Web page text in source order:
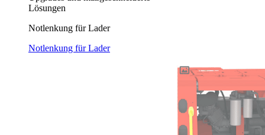
Lösungen
Notlenkung für Lader
Notlenkung für Lader